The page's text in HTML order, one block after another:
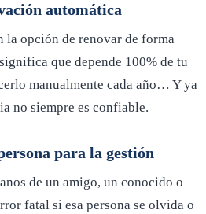
automática
la opción de renovar de forma
que depende 100% de tu
manualmente cada año… Y ya
no siempre es confiable.
para la gestión
de un amigo, un conocido o
fatal si esa persona se olvida o